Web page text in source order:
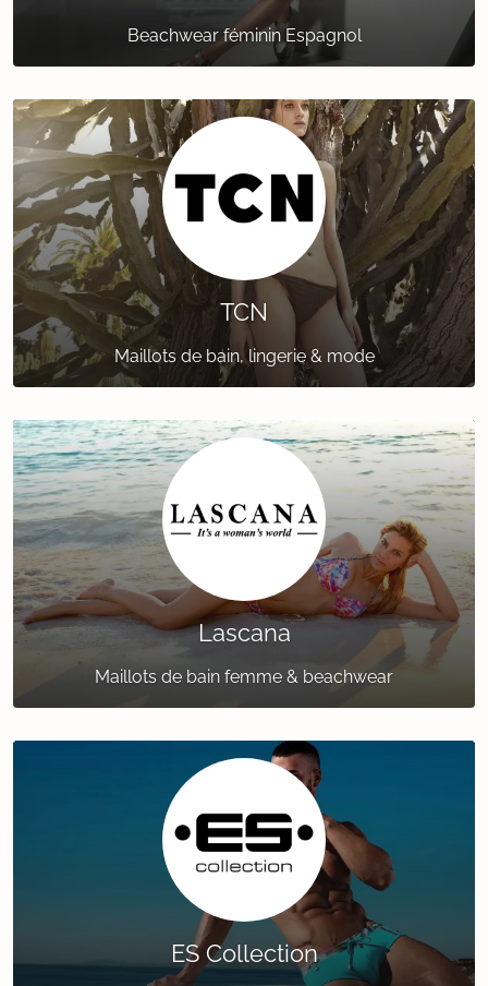
Beachwear féminin Espagnol
TCN
Maillots de bain, lingerie & mode
Lascana
Maillots de bain femme & beachwear
ES Collection